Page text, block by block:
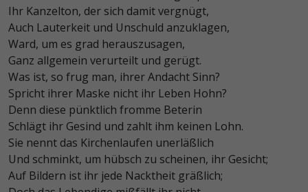
Ihr Kanzelton, der sich damit vergnügt,
Auch Lauterkeit und Unschuld anzuklagen,
Ward, um es grad herauszusagen,
Ganz allgemein verurteilt und gerügt.
Was ist, so frug man, ihrer Andacht Sinn?
Spricht ihrer Maske nicht ihr Leben Hohn?
Denn diese pünktlich fromme Beterin
Schlägt ihr Gesind und zahlt ihm keinen Lohn.
Sie nennt das Kirchenlaufen unerläßlich
Und schminkt, um hübsch zu scheinen, ihr Gesicht;
Auf Bildern ist ihr jede Nacktheit gräßlich;